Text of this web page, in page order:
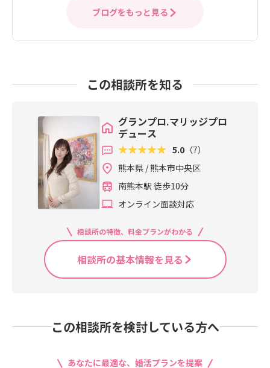
ブログをもっと見る
この相談所を知る
グランプロ.マリッジプロ
デュース
5.0 （7）
熊本県 / 熊本市中央区
南熊本駅 徒歩10分
オンライン面談対応
相談所の特徴、料金プランがわかる
相談所の基本情報を見る
この相談所を検討している方へ
あなたに最適な、婚活プランを提案